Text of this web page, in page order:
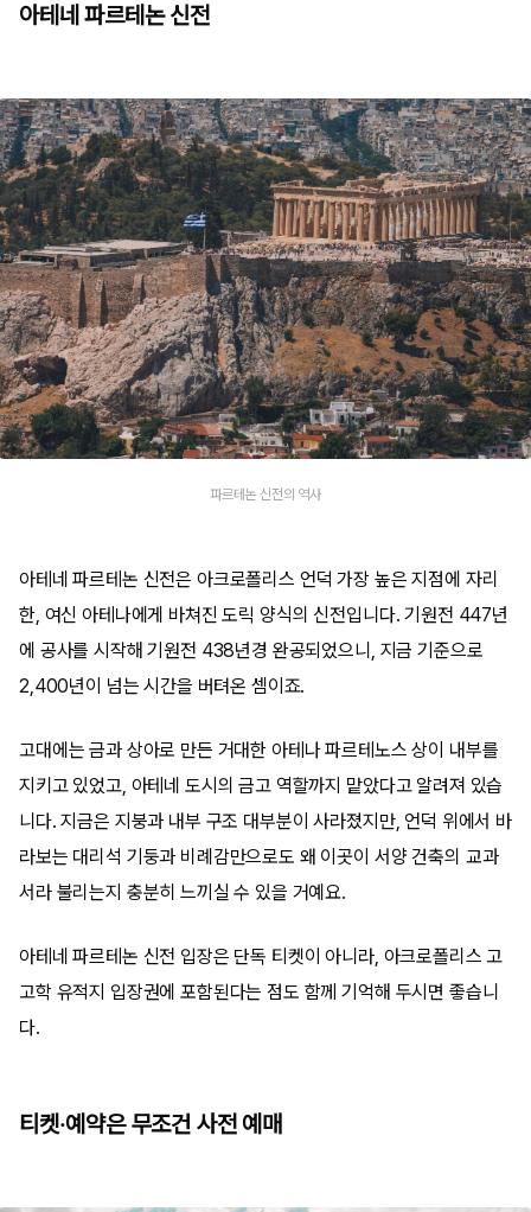
아테네 파르테논 신전
파르테논 신전의 역사
아테네 파르테논 신전은 아크로폴리스 언덕 가장 높은 지점에 자리
한, 여신 아테나에게 바쳐진 도릭 양식의 신전입니다. 기원전 447년
에 공사를 시작해 기원전 438년경 완공되었으니, 지금 기준으로
2,400년이 넘는 시간을 버텨온 셈이죠.
고대에는 금과 상아로 만든 거대한 아테나 파르테노스 상이 내부를
지키고 있었고, 아테네 도시의 금고 역할까지 맡았다고 알려져 있습
니다. 지금은 지붕과 내부 구조 대부분이 사라졌지만, 언덕 위에서 바
라보는 대리석 기둥과 비례감만으로도 왜 이곳이 서양 건축의 교과
서라 불리는지 충분히 느끼실 수 있을 거예요.
아테네 파르테논 신전 입장은 단독 티켓이 아니라, 아크로폴리스 고
고학 유적지 입장권에 포함된다는 점도 함께 기억해 두시면 좋습니
다.
티켓·예약은 무조건 사전 예매